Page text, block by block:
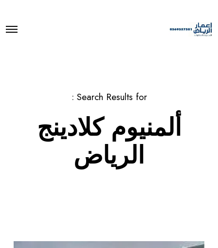
O
Search Results for :
ألمنيوم كلادينج
الرياض